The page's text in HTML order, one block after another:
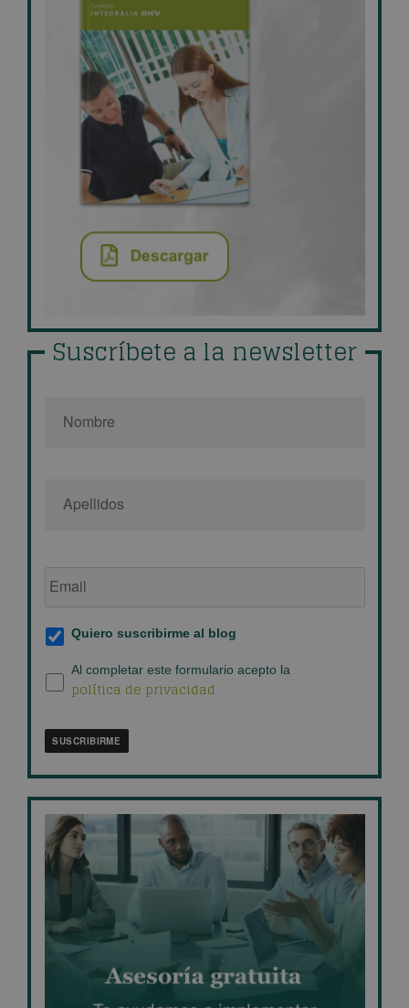
Suscríbete a la newsletter
de
Suscripción
al
blog
*
Quiero suscribirme al blog
Política
de
Al completar este formulario acepto la
política de privacidad
SUSCRIBIRME